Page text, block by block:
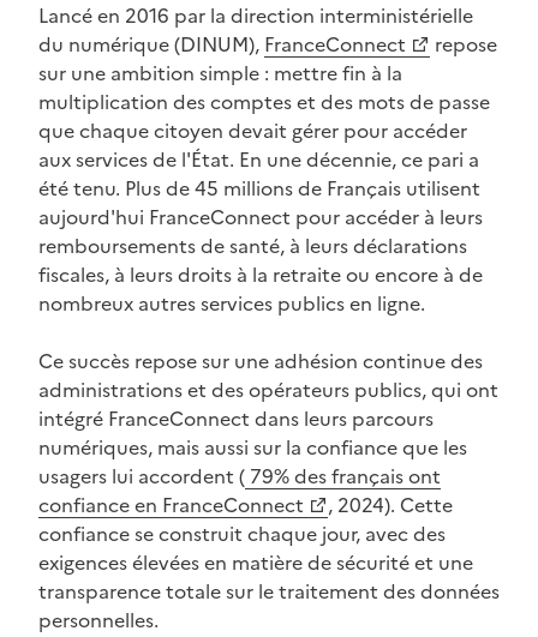
Lancé en 2016 par la direction interministérielle
du numérique (DINUM),
(Ouvre une nouvelle fenêtre)
FranceConnect
repose
sur une ambition simple : mettre fin à la
multiplication des comptes et des mots de passe
que chaque citoyen devait gérer pour accéder
aux services de l'État. En une décennie, ce pari a
été tenu. Plus de 45 millions de Français utilisent
aujourd'hui FranceConnect pour accéder à leurs
remboursements de santé, à leurs déclarations
fiscales, à leurs droits à la retraite ou encore à de
nombreux autres services publics en ligne.
Ce succès repose sur une adhésion continue des
administrations et des opérateurs publics, qui ont
intégré FranceConnect dans leurs parcours
numériques, mais aussi sur la confiance que les
usagers lui accordent (
(Ouvre une nouvelle fenêtre)
79% des français ont
confiance en FranceConnect
, 2024). Cette
confiance se construit chaque jour, avec des
exigences élevées en matière de sécurité et une
transparence totale sur le traitement des données
personnelles.